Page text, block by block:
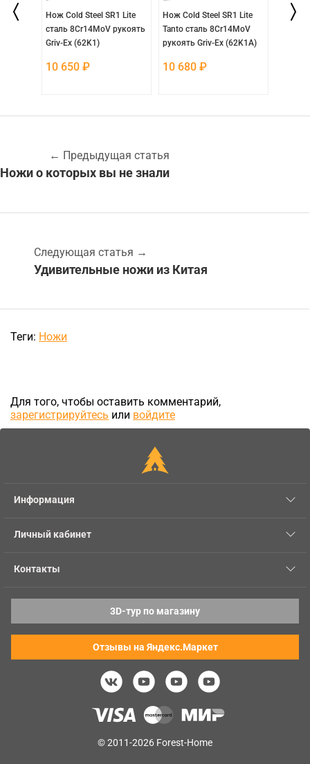
Нож Cold Steel SR1 Lite
сталь 8Cr14MoV рукоять
Griv-Ex (62K1)
10 650 ₽
Нож Cold Steel SR1 Lite
Tanto сталь 8Cr14MoV
рукоять Griv-Ex (62K1A)
10 680 ₽
Нож
← Предыдущая статья
​Ножи о которых вы не знали
Следующая статья →
Удивительные ножи из Китая
Теги: Ножи
Для того, чтобы оставить комментарий,
зарегистрируйтесь или войдите
Информация
Личный кабинет
Контакты
3D-тур по магазину
Отзывы на Яндекс.Маркет
© 2011-2026 Forest-Home